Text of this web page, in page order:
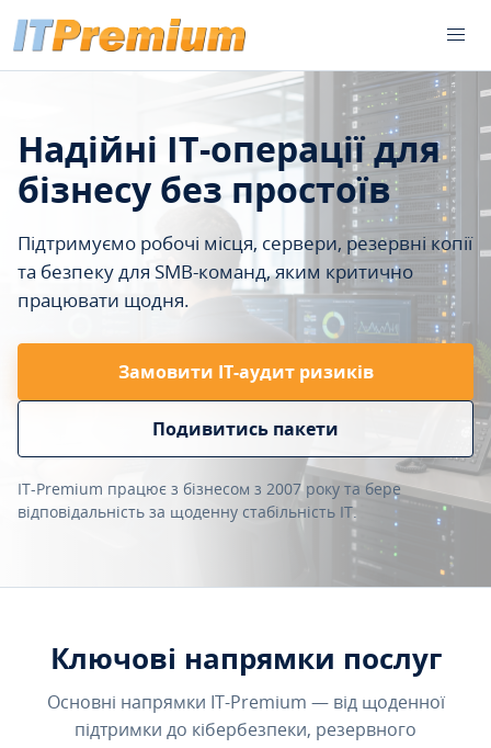
Надійні IT-операції для
бізнесу без простоїв
Підтримуємо робочі місця, сервери, резервні копії
та безпеку для SMB-команд, яким критично
працювати щодня.
Замовити ІТ-аудит ризиків
Подивитись пакети
IT-Premium працює з бізнесом з 2007 року та бере
відповідальність за щоденну стабільність IT.
Ключові напрямки послуг
Основні напрямки IT-Premium — від щоденної
підтримки до кібербезпеки, резервного